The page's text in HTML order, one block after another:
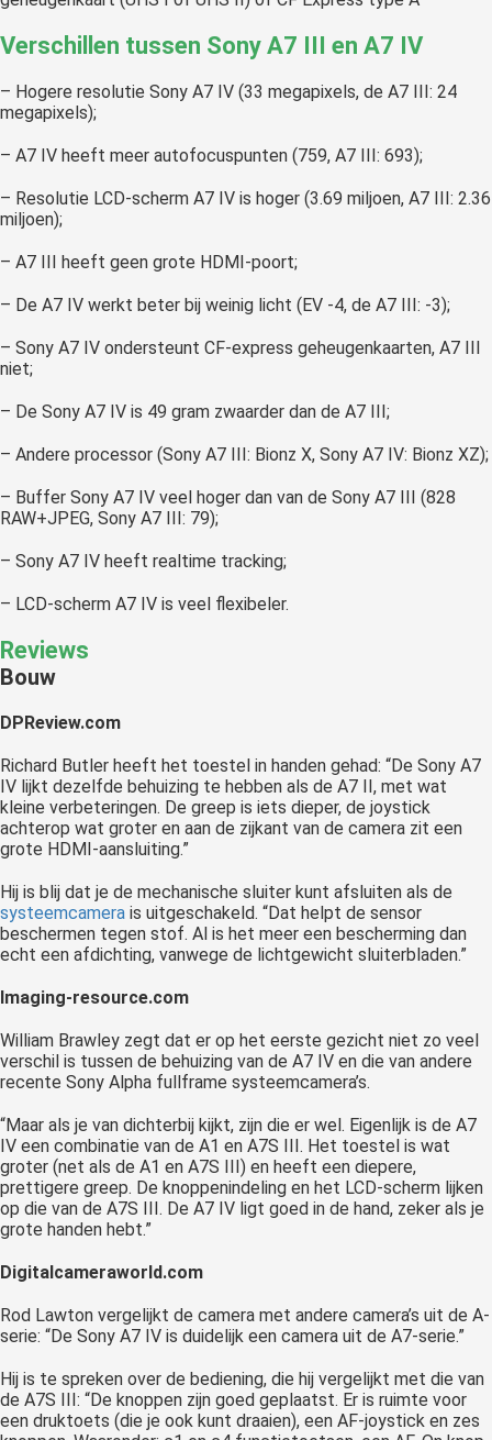
Verschillen tussen Sony A7 III en A7 IV
– Hogere resolutie Sony A7 IV (33 megapixels, de A7 III: 24
megapixels);
– A7 IV heeft meer autofocuspunten (759, A7 III: 693);
– Resolutie LCD-scherm A7 IV is hoger (3.69 miljoen, A7 III: 2.36
miljoen);
– A7 III heeft geen grote HDMI-poort;
– De A7 IV werkt beter bij weinig licht (EV -4, de A7 III: -3);
– Sony A7 IV ondersteunt CF-express geheugenkaarten, A7 III
niet;
– De Sony A7 IV is 49 gram zwaarder dan de A7 III;
– Andere processor (Sony A7 III: Bionz X, Sony A7 IV: Bionz XZ);
– Buffer Sony A7 IV veel hoger dan van de Sony A7 III (828
RAW+JPEG, Sony A7 III: 79);
– Sony A7 IV heeft realtime tracking;
– LCD-scherm A7 IV is veel flexibeler.
Reviews
Bouw
DPReview.com
Richard Butler heeft het toestel in handen gehad: “De Sony A7
IV lijkt dezelfde behuizing te hebben als de A7 II, met wat
kleine verbeteringen. De greep is iets dieper, de joystick
achterop wat groter en aan de zijkant van de camera zit een
grote HDMI-aansluiting.”
Hij is blij dat je de mechanische sluiter kunt afsluiten als de
systeemcamera is uitgeschakeld. “Dat helpt de sensor
beschermen tegen stof. Al is het meer een bescherming dan
echt een afdichting, vanwege de lichtgewicht sluiterbladen.”
Imaging-resource.com
William Brawley zegt dat er op het eerste gezicht niet zo veel
verschil is tussen de behuizing van de A7 IV en die van andere
recente Sony Alpha fullframe systeemcamera’s.
“Maar als je van dichterbij kijkt, zijn die er wel. Eigenlijk is de A7
IV een combinatie van de A1 en A7S III. Het toestel is wat
groter (net als de A1 en A7S III) en heeft een diepere,
prettigere greep. De knoppenindeling en het LCD-scherm lijken
op die van de A7S III. De A7 IV ligt goed in de hand, zeker als je
grote handen hebt.”
Digitalcameraworld.com
Rod Lawton vergelijkt de camera met andere camera’s uit de A-
serie: “De Sony A7 IV is duidelijk een camera uit de A7-serie.”
Hij is te spreken over de bediening, die hij vergelijkt met die van
de A7S III: “De knoppen zijn goed geplaatst. Er is ruimte voor
een druktoets (die je ook kunt draaien), een AF-joystick en zes